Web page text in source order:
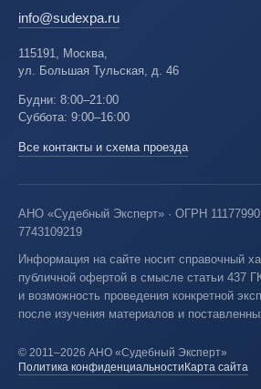
info@sudexpa.ru
115191, Москва,
ул. Большая Тульская, д. 46
Будни: 8:00–21:00
Суббота: 9:00–16:00
Все контакты и схема проезда
АНО «Судебный Эксперт» · ОГРН
7743109219
Информация на сайте носит справочный
публичной офертой в смысле статьи 437
и возможность проведения конкретной
после изучения материалов и
© 2011–2026 АНО «Судебный Эксперт»
Политика конфиденциальностиКарта сайта